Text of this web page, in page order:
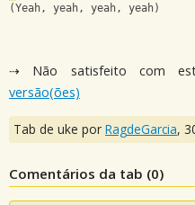
(Yeah, yeah, yeah, yeah)
⇢ Não satisfeito com
versão(ões)
Tab de uke por RagdeGarcia,
Comentários da tab (0)